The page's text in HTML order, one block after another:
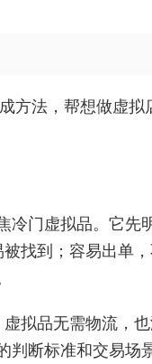
方法，帮想做虚拟
冷门虚拟品。它先
找到；容易出单，
拟品无需物流，
断标准和交易场景